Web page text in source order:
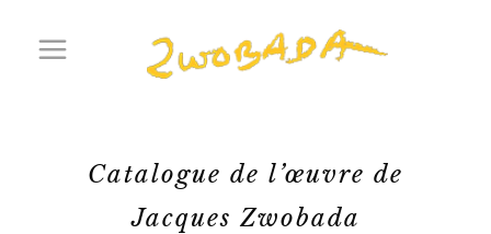
Catalogue de l’œuvre de
Jacques Zwobada